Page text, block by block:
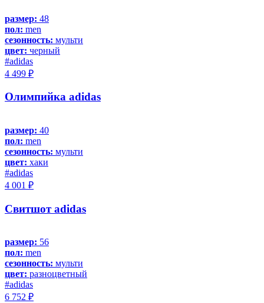
размер: 48
пол: men
сезонность: мульти
цвет: черный
#adidas
4 499 ₽
Олимпийка adidas
размер: 40
пол: men
сезонность: мульти
цвет: хаки
#adidas
4 001 ₽
Свитшот adidas
размер: 56
пол: men
сезонность: мульти
цвет: разноцветный
#adidas
6 752 ₽